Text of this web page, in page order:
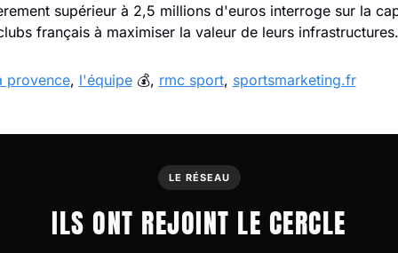
supérieur à 2,5 millions d'euros interroge sur la
français à maximiser la valeur de leurs infrastructures.
provence, l'équipe 💰, rmc sport, sportsmarketing.fr
LE RÉSEAU
ILS ONT REJOINT LE CERCLE